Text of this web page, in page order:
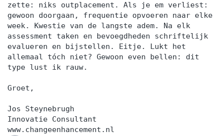
zette: niks outplacement. Als je em verliest:
gewoon doorgaan, frequentie opvoeren naar elke
week. Kwestie van de langste adem. Na elk
assessment taken en bevoegdheden schriftelijk
evalueren en bijstellen. Eitje. Lukt het
allemaal tóch niet? Gewoon even bellen: dit
type lust ik rauw.
Groet,
Jos Steynebrugh
Innovatie Consultant
www.changeenhancement.nl